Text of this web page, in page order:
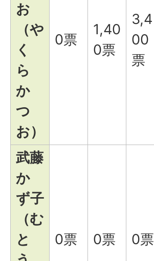
お
（や
く
ら
か
つ
お）
0票
1,40
0票
3,4
00
票
武藤
か
ず子
（む
と
0票 0票 0票